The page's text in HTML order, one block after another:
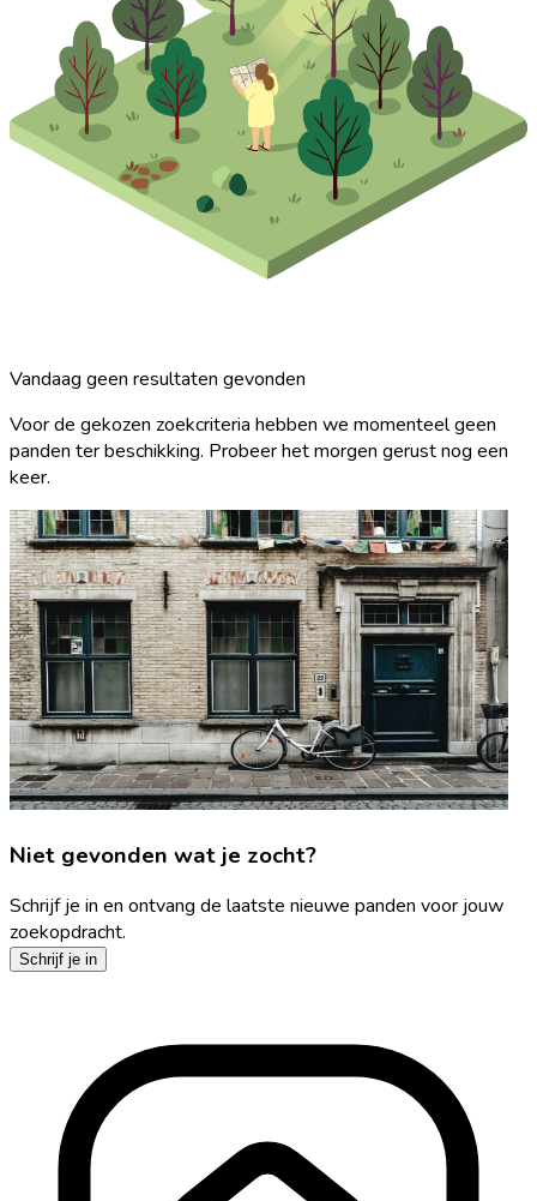
Vandaag geen resultaten gevonden
Voor de gekozen zoekcriteria hebben we momenteel geen
panden ter beschikking. Probeer het morgen gerust nog een
keer.
Niet gevonden wat je zocht?
Schrijf je in en ontvang de laatste nieuwe panden voor jouw
zoekopdracht.
Schrijf je in